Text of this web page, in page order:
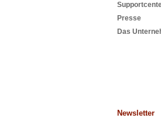
Presse
Das
Newsletter